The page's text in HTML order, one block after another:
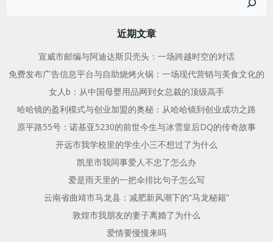
航
近期文章
宣威市邮编与阿迪达斯贝壳头：一场跨越时空的对话
免费发布广告信息平台与自助烧烤火锅：一场现代营销与美食文化的
女人b：从中国母婴用品网到女总裁的顶级高手
哈哈镜的盈利模式与创业加盟的奥秘：从哈哈镜到创业成功之路
原平路55号：诺基亚5230的前世今生与冰雪皇后DQ的传奇故事
开远市我学校里的学生小三不想过了为什么
凯里市我同事爱人不忠了怎么办
爱是雨天里的一把伞排比句子怎么写
云南省曲靖市马龙县：减肥新风潮下的“马龙秘籍”
敦煌市我朋友的妻子离婚了为什么
爱情要慢慢来吗